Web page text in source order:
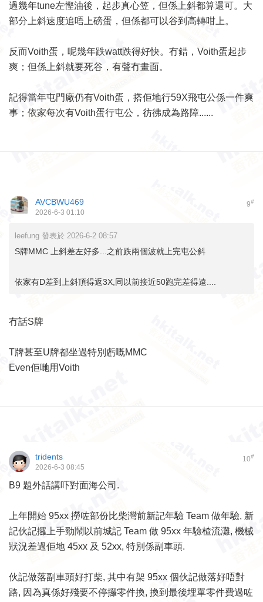
過幾年tune左慳油後，起步真心笠，但係上斜都算還可。大
部分上斜速度追唔上磅蛋，但係都可以谷到高轉咁上。
反而Voith蛋，呢幾年跌watt跌得好快。冇錯，Voith蛋起步
爽；但係上斜就要死谷，有聲冇畫面。
記得當年屯門廠仍有Voith蛋，搭佢地行59X飛屯公係一件爽
事；依家每次有Voith蛋行屯公，彷彿成為路障......
9#
AVCBWU469
2026-6-3 01:10
leefung 發表於 2026-6-2 08:57
S牌MMC 上斜差左好多...之前跌兩個波就上完屯公斜
依家有D差到上斜頂得返3X,同以前接近50跑完差得遠....
冇話S牌
T牌甚至U牌都坐過特別虧嘅MMC
Even佢哋用Voith
10#
tridents
2026-6-3 08:45
B9 題外話講吓對面海公司.
上年開始 95xx 撈咗部份比柴灣前新記年驗 Team 做年驗, 新
記伙記攞上手勁鬧以前城記 Team 做 95xx 年驗楂流灘, 機械
狀況差過佢地 45xx 及 52xx, 特別係副車頭.
伙記做落副車頭好打柴, 其中有架 95xx 個伙記做落好唔對
路, 因為真係好殘要不停攞零件換, 換到最後埋單零件費過咗